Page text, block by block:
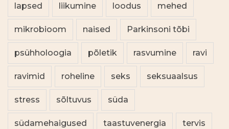
lapsed liikumine loodus mehed
mikrobioom naised Parkinsoni tõbi
psühholoogia põletik rasvumine ravi
ravimid roheline seks seksuaalsus
stress sõltuvus süda
südamehaigused taastuvenergia tervis